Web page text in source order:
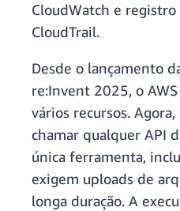
CloudWatch e registro
CloudTrail.
Desde o lançamento
re:Invent 2025, o
vários recursos.
chamar qualquer API
única ferramenta,
exigem uploads de
longa duração. A